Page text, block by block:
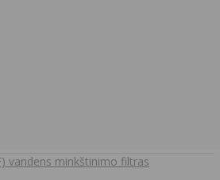
vandens minkštinimo filtras